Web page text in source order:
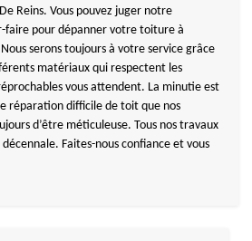
Reins. Vous pouvez juger notre
faire pour dépanner votre toiture à
serons toujours à votre service grâce
matériaux qui respectent les
vous attendent. La minutie est
réparation difficile de toit que nos
d’être méticuleuse. Tous nos travaux
Faites-nous confiance et vous